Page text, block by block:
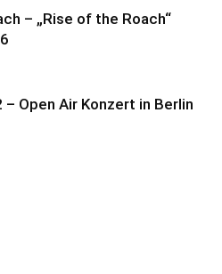
– „Rise of the Roach“
– Open Air Konzert in Berlin